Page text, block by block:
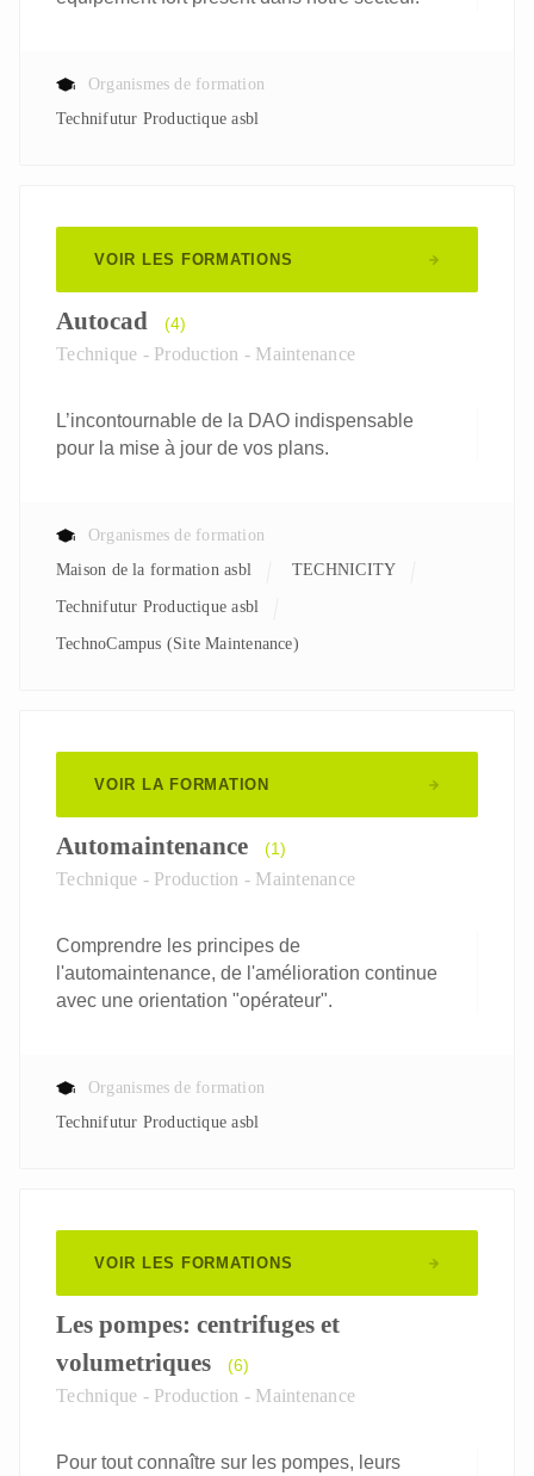
Organismes de formation
Technifutur Productique asbl
VOIR LES FORMATIONS
Autocad (4)
Technique - Production - Maintenance
L’incontournable de la DAO indispensable
pour la mise à jour de vos plans.
Organismes de formation
Maison de la formation asbl
TECHNICITY
Technifutur Productique asbl
TechnoCampus (Site Maintenance)
VOIR LA FORMATION
Automaintenance (1)
Technique - Production - Maintenance
Comprendre les principes de
l'automaintenance, de l'amélioration continue
avec une orientation "opérateur".
Organismes de formation
Technifutur Productique asbl
VOIR LES FORMATIONS
Les pompes: centrifuges et
volumetriques
(6)
Technique - Production - Maintenance
Pour tout connaître sur les pompes, leurs